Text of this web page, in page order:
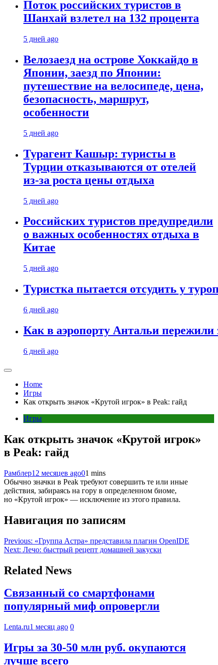
Поток российских туристов в
Шанхай взлетел на 132 процента
5 дней ago
Велозаезд на острове Хоккайдо в
Японии, заезд по Японии:
путешествие на велосипеде, цена,
безопасность, маршрут,
особенности
5 дней ago
Турагент Кашыр: туристы в
Турции отказываются от отелей
из-за роста цены отдыха
5 дней ago
Российских туристов предупредили
о важных особенностях отдыха в
Китае
5 дней ago
Туристка пытается отсудить у
6 дней ago
Как в аэропорту Антальи
6 дней ago
Home
Игры
Как открыть значок «Крутой игрок» в Peak: гайд
Игры
Как открыть значок «Крутой игрок»
в Peak: гайд
Рамблер12 месяцев ago01 mins
Обычно значки в Peak требуют совершить те или иные
действия, забираясь на гору в определенном биоме,
но «Крутой игрок» — исключение из этого правила.
Навигация по записям
Previous: «Группа Астра» представила плагин OpenIDE
Next: Лечо: быстрый рецепт домашней закуски
Related News
Связанный со смартфонами
популярный миф опровергли
Lenta.ru1 месяц ago 0
Игры за 30-50 млн руб. окупаются
лучше всего